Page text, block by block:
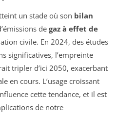
un stade où son bilan
de gaz à effet de
civile. En 2024, des études
significatives, l’empreinte
tripler d’ici 2050, exacerbant
en cours. L’usage croissant
cette tendance, et il est
de notre